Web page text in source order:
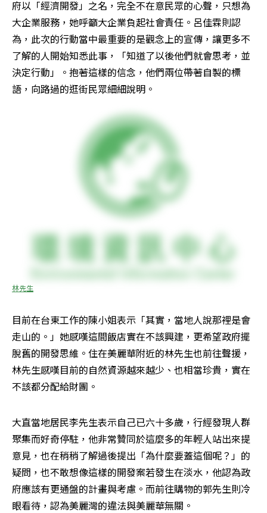
府以「經濟開發」之名，完全不在意民眾的心聲，只想為
大企業服務，她呼籲大企業負起社會責任。呂佳霖則認
為，此次的行動當中最重要的是觀念上的宣傳，讓更多不
了解的人開始知悉此事，「知道了以後他們就會思考，並
決定行動」。抱著這樣的信念，他們兩位帶著自製的標
語，向路過的逛街民眾細細說明。
林先生
目前在台東工作的陳小姐表示「其實，當地人說那裡是會
走山的。」她感嘆這間飯店實在不該興建，更希望政府擺
脫舊的開發思維。住在美麗華附近的林先生也前往聲援，
林先生感嘆目前的自然資源越來越少、也相當珍貴，實在
不該都分配給財團。
大直當地居民李先生表示自己已六十多歲，行經發現人群
聚集而好奇停駐，他非常贊同於這麼多的年輕人站出來提
意見，也在稍稍了解過後提出「為什麼要蓋這個呢？」的
疑問，也不敢想像這樣的開發案若發生在淡水，他認為政
府應該有更通盤的計畫與考慮。而前往購物的郭先生則冷
眼看待，認為美麗灣的違法與美麗華無關。